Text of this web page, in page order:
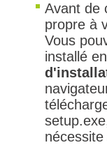
Avant de
propre à
Vous
installé